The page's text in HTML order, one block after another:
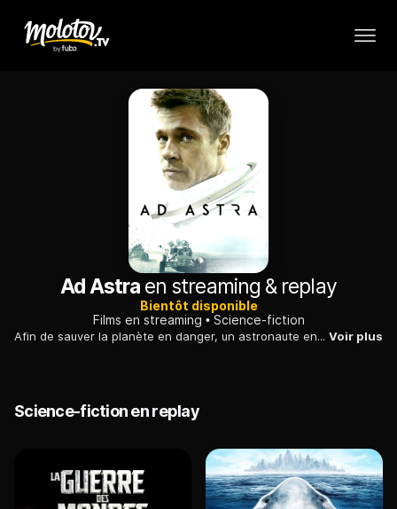
Ad Astraen streaming & replay
Bientôt disponible
Films en streaming
Science-fiction
Afin de sauver la planète en danger, un astronaute entreprend un périlleux voyage spatial pour retrouver son père qu'il croyait mort. Voir plus
Science-fiction en replay